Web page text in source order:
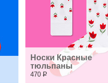
Носки Красные
тюльпаны
470 Р